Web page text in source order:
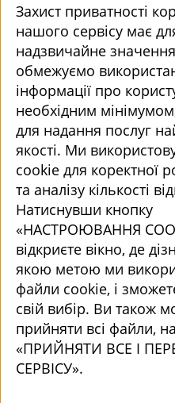
Захист приватності
нашого сервісу має
надзвичайне
обмежуємо
інформації про
необхідним
для надання послуг
якості. Ми
cookie для коректної
та аналізу кількості
Натиснувши кнопку
«НАСТРОЮВАННЯ
відкриєте вікно, де
якою метою ми
файли cookie, і
свій вибір. Ви також
прийняти всі файли,
«ПРИЙНЯТИ ВСЕ І
СЕРВІСУ».